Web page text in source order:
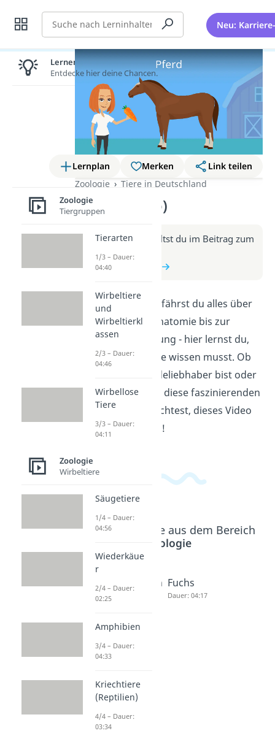
Suche Neu:
Lernplan Merken
Link teilen
Zoologie
Tiere in Deutschland
Pferd (Video)
Weitere Infos erhältst du im Beitrag zum
Video
zum Beitrag: Pferd
In diesem Video erfährst du alles über
Pferde! Von der Anatomie bis zur
artgerechten Haltung - hier lernst du,
was du über Pferde wissen musst. Ob
du schon ein Pferdeliebhaber bist oder
einfach mehr über diese faszinierenden
Tiere erfahren möchtest, dieses Video
ist perfekt für dich!
Beliebte Inhalte aus dem Bereich
Zoologie
Kaninche
Eichhörn Fuchs
Dauer: 04:17
Lernen lohnt sich!
Entdecke hier deine Chancen.
Zoologie
Tiergruppen
Tierarten
1/3 – Dauer:
04:40
Wirbeltiere
und
Wirbeltierkl
assen
2/3 – Dauer:
04:46
Wirbellose
Tiere
3/3 – Dauer:
04:11
Zoologie
Wirbeltiere
Säugetiere
1/4 – Dauer:
04:56
Wiederkäue
r
2/4 – Dauer:
02:25
Amphibien
3/4 – Dauer:
04:33
Kriechtiere
(Reptilien)
4/4 – Dauer:
03:34